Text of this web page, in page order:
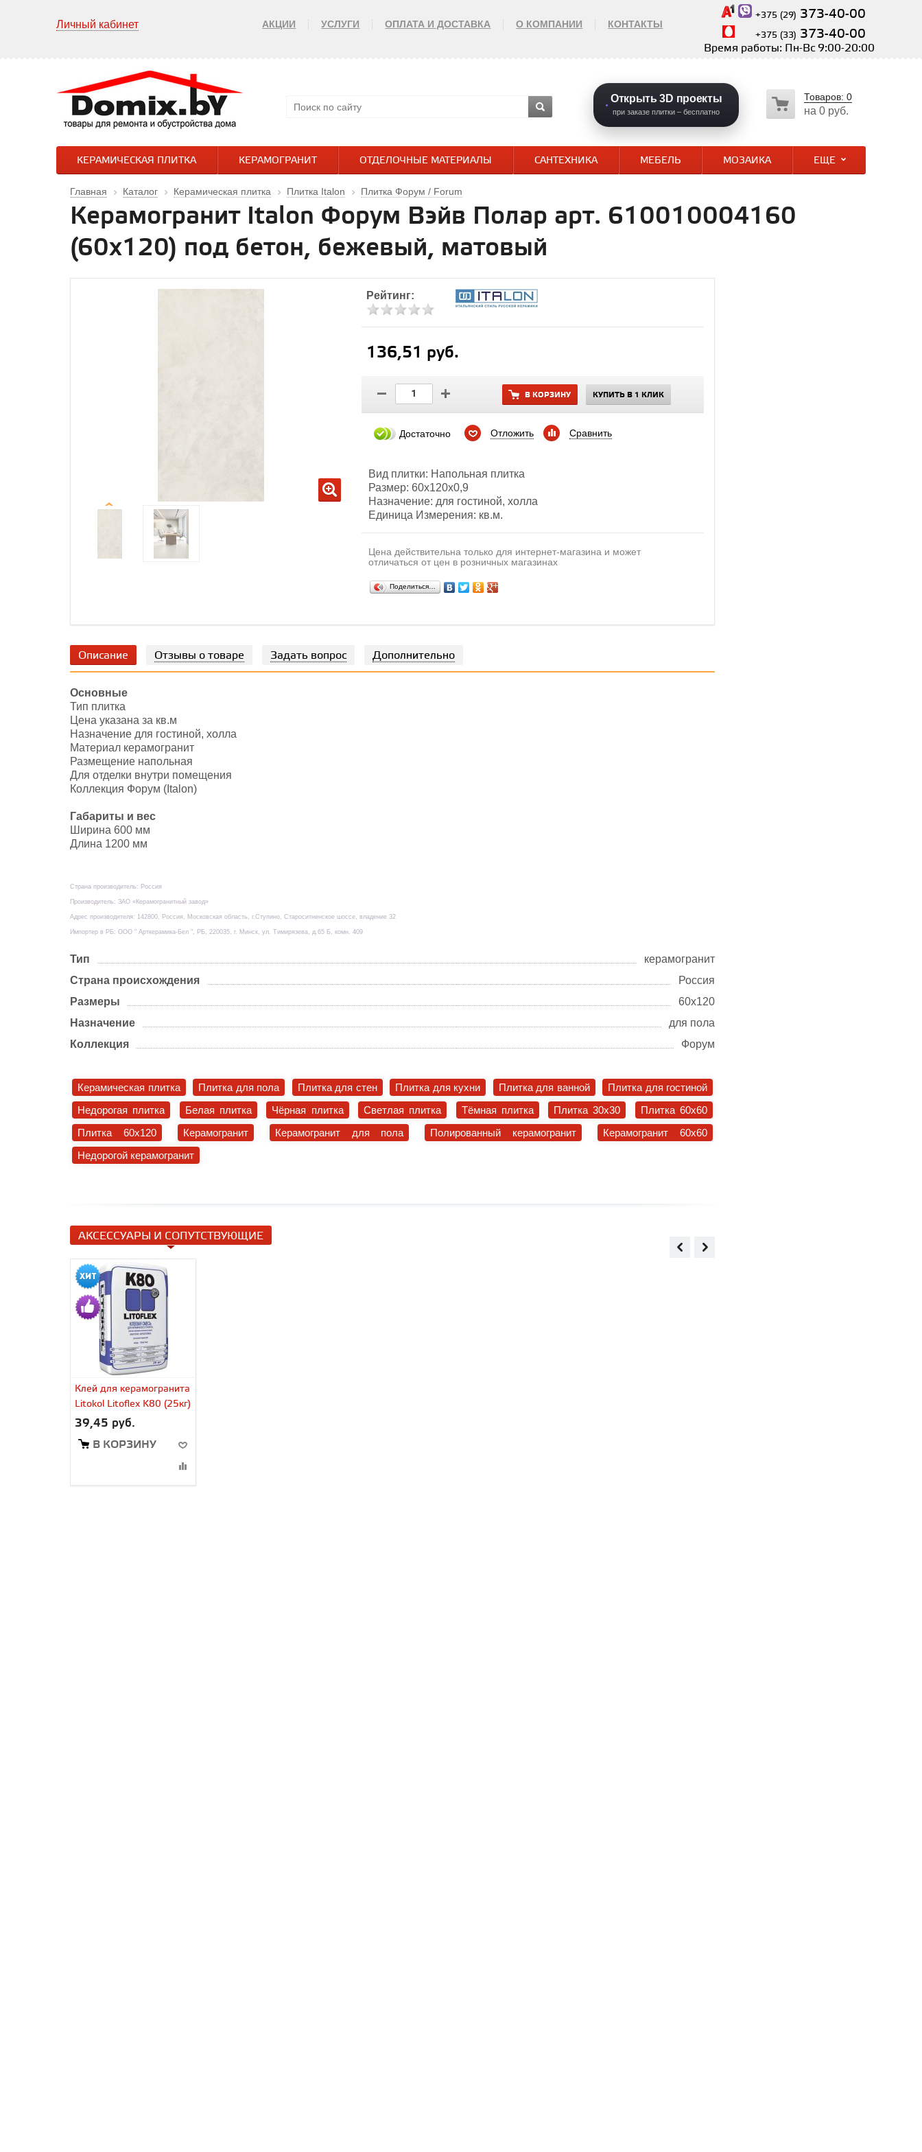
Личный кабинет АКЦИИ УСЛУГИ ОПЛАТА И ДОСТАВКА О КОМПАНИИ КОНТАКТЫ
+375 (29) 373-40-00
+375 (33) 373-40-00
Время работы: Пн-Вс 9:00-20:00
Открыть 3D проекты
при заказе плитки – бесплатно
Товаров: 0
на 0 руб.
КЕРАМИЧЕСКАЯ ПЛИТКА КЕРАМОГРАНИТ ОТДЕЛОЧНЫЕ МАТЕРИАЛЫ САНТЕХНИКА МЕБЕЛЬ МОЗАИКА ЕЩЕ
Главная Каталог Керамическая плитка Плитка Italon Плитка Форум / Forum
Керамогранит Italon Форум Вэйв Полар арт. 610010004160
(60x120) под бетон, бежевый, матовый
Рейтинг:
136,51 руб.
В КОРЗИНУ КУПИТЬ В 1 КЛИК
Достаточно Отложить Сравнить
Вид плитки: Напольная плитка
Размер: 60х120х0,9
Назначение: для гостиной, холла
Единица Измерения: кв.м.
Цена действительна только для интернет-магазина и может
отличаться от цен в розничных магазинах
Поделиться…
Описание Отзывы о товаре Задать вопрос Дополнительно
Основные
Тип плитка
Цена указана за кв.м
Назначение для гостиной, холла
Материал керамогранит
Размещение напольная
Для отделки внутри помещения
Коллекция Форум (Italon)
Габариты и вес
Ширина 600 мм
Длина 1200 мм
Страна производитель: Россия
Производитель: ЗАО «Керамогранитный завод»
Адрес производителя: 142800, Россия, Московская область, г.Ступино, Староситненское шоссе, владение 32
Импортер в РБ: ООО " Арткерамика-Бел ", РБ, 220035, г. Минск, ул. Тимирязева, д.65 Б, комн. 409
Тип
керамогранит
Страна происхождения
Россия
Размеры
60х120
Назначение
для пола
Коллекция
Форум
Керамическая плитка Плитка для пола Плитка для стен Плитка для кухни Плитка для ванной
Плитка для гостиной
Недорогая плитка
Белая плитка Чёрная плитка Светлая плитка Тёмная плитка Плитка 30x30
Плитка 60x60
Плитка 60x120
Керамогранит Керамогранит для пола Полированный керамогранит
Керамогранит 60x60
Недорогой керамогранит
АКСЕССУАРЫ И СОПУТСТВУЮЩИЕ
Клей для керамогранита
Litokol Litoflex K80 (25кг)
39,45 руб.
В КОРЗИНУ